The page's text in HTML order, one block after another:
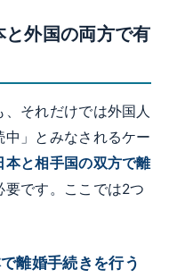
と外国の両方で有
それだけでは外国人
」とみなされるケー
本と相手国の双方で離
要です。ここでは2つ
離婚手続きを行う